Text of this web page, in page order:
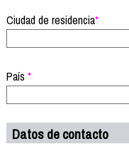
Ciudad de residencia*
País *
Datos de contacto